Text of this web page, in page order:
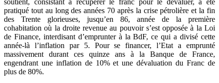
pratiqué tout au long des années 70 après la crise pétrolière et la fin
des Trente glorieuses, jusqu’en 86, année de la première
cohabitation où la droite revenue au pouvoir s’est opposée à la Loi
de Finance, interdisant d’emprunter à la BdF, ce qui a divisé cette
année-là l’inflation par 5. Pour se financer, l’Etat a emprunté
massivement durant ces quinze ans à la Banque de France,
engendrant une inflation de 10% et une dévaluation du Franc de
plus de 80%.